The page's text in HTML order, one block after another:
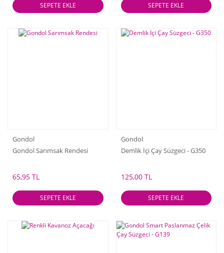
SEPETE EKLE SEPETE EKLE
Gondol
Gondol Sarımsak Rendesi
65,95 TL
SEPETE EKLE
Gondol
Demlik İçi Çay Süzgeci - G350
125,00 TL
SEPETE EKLE